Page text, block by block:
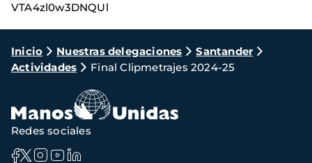
VTA4zl0w3DNQUl
Ruta
de
navegación
Inicio Nuestras delegaciones
Santander
Actividades
Final Clipmetrajes 2024-25
Redes sociales